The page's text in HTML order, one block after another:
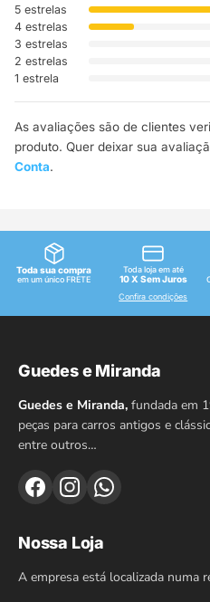
5 estrelas
4 estrelas
3 estrelas
2 estrelas
1 estrela
As avaliações são de clientes
produto. Quer deixar sua
Conta.
Toda sua compra
em um único FRETE
Toda loja em até
10 X Sem Juros
Confira condições
Guedes e Miranda
Guedes e Miranda, fundada em
peças para carros antigos e
entre outros…
Nossa Loja
A empresa está localizada numa